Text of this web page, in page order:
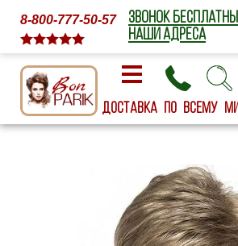
8-800-777-50-57
ЗВОНОК
НАШИ АДРЕСА
Доставка по всему